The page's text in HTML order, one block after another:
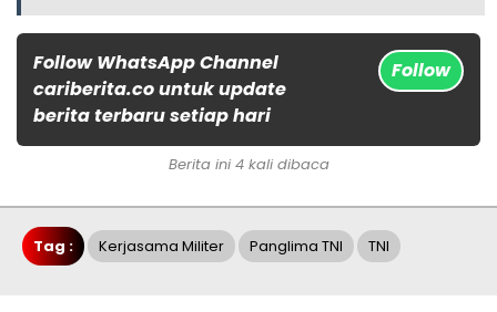
Follow WhatsApp Channel
cariberita.co untuk update
berita terbaru setiap hari
Follow
Berita ini 4 kali dibaca
Tag : Kerjasama Militer Panglima TNI TNI